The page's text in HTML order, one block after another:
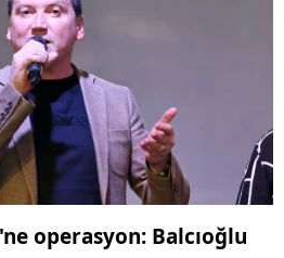
operasyon: Balcıoğlu